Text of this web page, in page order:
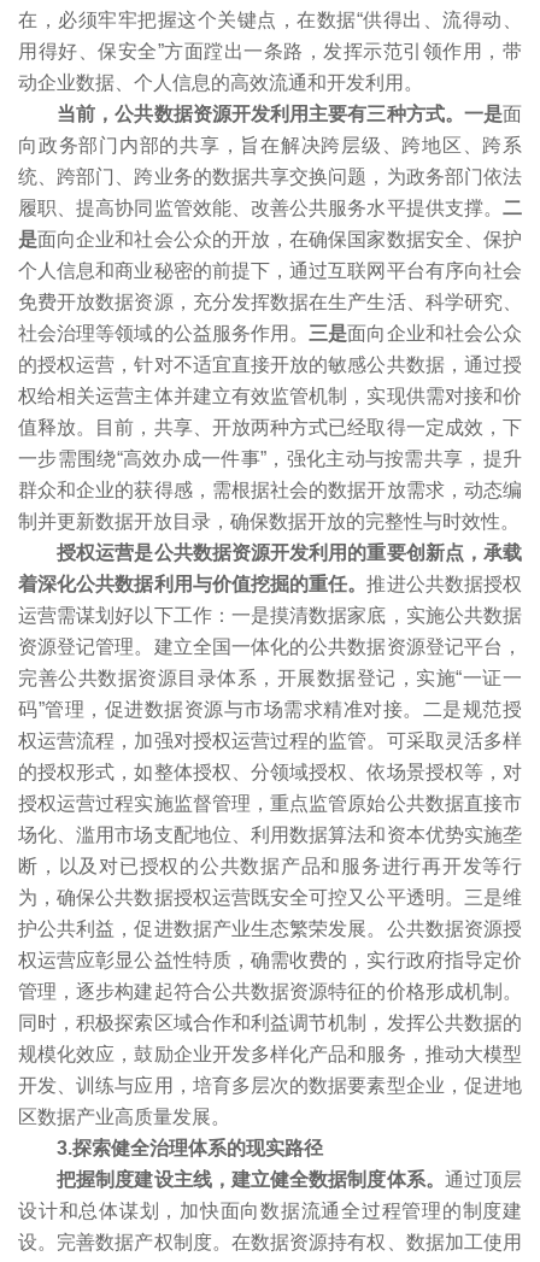
在，必须牢牢把握这个关键点，在数据“供得出、流得动、
用得好、保安全”方面蹚出一条路，发挥示范引领作用，带
动企业数据、个人信息的高效流通和开发利用。
当前，公共数据资源开发利用主要有三种方式。一是面
向政务部门内部的共享，旨在解决跨层级、跨地区、跨系
统、跨部门、跨业务的数据共享交换问题，为政务部门依法
履职、提高协同监管效能、改善公共服务水平提供支撑。 二
是面向企业和社会公众的开放，在确保国家数据安全、保护
个人信息和商业秘密的前提下，通过互联网平台有序向社会
免费开放数据资源，充分发挥数据在生产生活、科学研究、
社会治理等领域的公益服务作用。 三是面向企业和社会公众
的授权运营，针对不适宜直接开放的敏感公共数据，通过授
权给相关运营主体并建立有效监管机制，实现供需对接和价
值释放。目前，共享、开放两种方式已经取得一定成效，下
一步需围绕“高效办成一件事”，强化主动与按需共享，提升
群众和企业的获得感，需根据社会的数据开放需求，动态编
制并更新数据开放目录，确保数据开放的完整性与时效性。
授权运营是公共数据资源开发利用的重要创新点，承载
着深化公共数据利用与价值挖掘的重任。推进公共数据授权
运营需谋划好以下工作：一是摸清数据家底，实施公共数据
资源登记管理。建立全国一体化的公共数据资源登记平台，
完善公共数据资源目录体系，开展数据登记，实施“一证一
码”管理，促进数据资源与市场需求精准对接。二是规范授
权运营流程，加强对授权运营过程的监管。可采取灵活多样
的授权形式，如整体授权、分领域授权、依场景授权等，对
授权运营过程实施监督管理，重点监管原始公共数据直接市
场化、滥用市场支配地位、利用数据算法和资本优势实施垄
断，以及对已授权的公共数据产品和服务进行再开发等行
为，确保公共数据授权运营既安全可控又公平透明。三是维
护公共利益，促进数据产业生态繁荣发展。公共数据资源授
权运营应彰显公益性特质，确需收费的，实行政府指导定价
管理，逐步构建起符合公共数据资源特征的价格形成机制。
同时，积极探索区域合作和利益调节机制，发挥公共数据的
规模化效应，鼓励企业开发多样化产品和服务，推动大模型
开发、训练与应用，培育多层次的数据要素型企业，促进地
区数据产业高质量发展。
3.探索健全治理体系的现实路径
把握制度建设主线，建立健全数据制度体系。 通过顶层
设计和总体谋划，加快面向数据流通全过程管理的制度建
设。完善数据产权制度。在数据资源持有权、数据加工使用